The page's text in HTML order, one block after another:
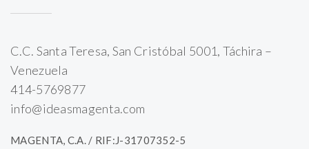
C.C. Santa Teresa, San Cristóbal 5001, Táchira –
Venezuela
414-5769877
info@ideasmagenta.com
MAGENTA, C.A. / RIF:J-31707352-5